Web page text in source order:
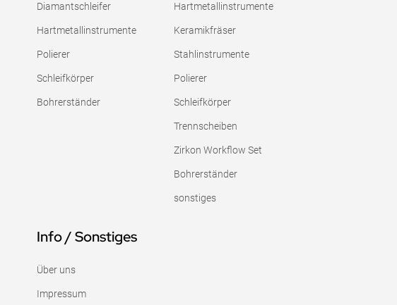
Diamantschleifer
Hartmetallinstrumente
Polierer
Schleifkörper
Bohrerständer
Hartmetallinstrumente
Keramikfräser
Stahlinstrumente
Polierer
Schleifkörper
Trennscheiben
Zirkon Workflow Set
Bohrerständer
sonstiges
Info / Sonstiges
Über uns
Impressum